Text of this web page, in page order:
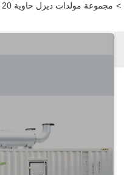
> مجموعة مولدات ديزل حاوية 20 قدم 40 قدم